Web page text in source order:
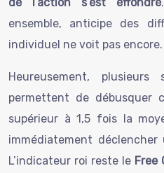
ensemble, anticipe des
individuel ne voit pas encore.
Heureusement, plusieurs
permettent de débusquer
supérieur à 1,5 fois la
immédiatement
L’indicateur roi reste le Free